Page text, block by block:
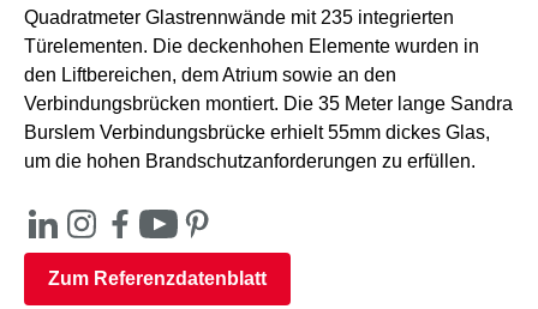
Quadratmeter Glastrennwände mit 235 integrierten
Türelementen. Die deckenhohen Elemente wurden in
den Liftbereichen, dem Atrium sowie an den
Verbindungsbrücken montiert. Die 35 Meter lange Sandra
Burslem Verbindungsbrücke erhielt 55mm dickes Glas,
um die hohen Brandschutzanforderungen zu erfüllen.
Zum Referenzdatenblatt